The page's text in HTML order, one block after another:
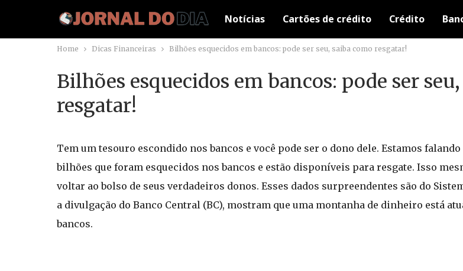
Notícias Cartões de crédito Crédito
Home Dicas Financeiras Bilhões esquecidos em bancos: pode ser seu, saiba como resgatar!
Bilhões esquecidos em bancos: pode ser
resgatar!
Tem um tesouro escondido nos bancos e você pode ser o dono dele. Estamos
bilhões que foram esquecidos nos bancos e estão disponíveis para resgate. Isso
voltar ao bolso de seus verdadeiros donos. Esses dados surpreendentes são do
a divulgação do Banco Central (BC), mostram que uma montanha de dinheiro está
bancos.